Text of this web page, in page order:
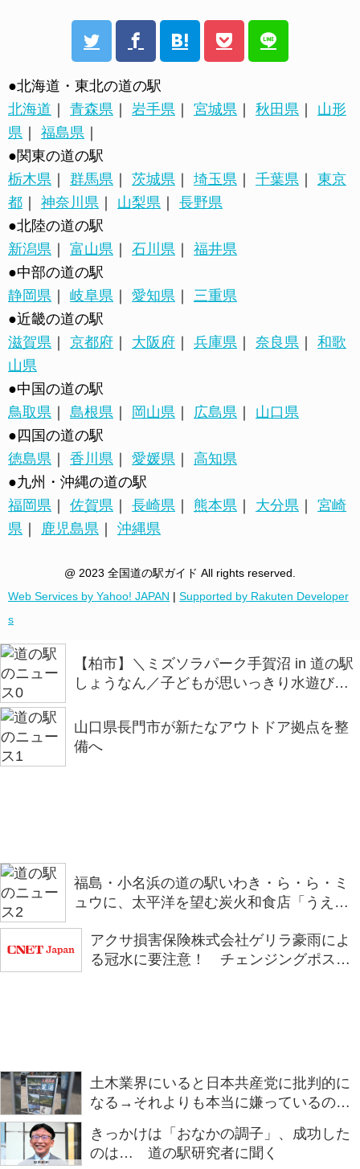
●北海道・東北の道の駅
北海道 ｜ 青森県 ｜ 岩手県 ｜ 宮城県 ｜ 秋田県 ｜ 山形
県 ｜ 福島県 ｜
●関東の道の駅
栃木県 ｜ 群馬県 ｜ 茨城県 ｜ 埼玉県 ｜ 千葉県 ｜ 東京
都 ｜ 神奈川県 ｜ 山梨県 ｜ 長野県
●北陸の道の駅
新潟県 ｜ 富山県 ｜ 石川県 ｜ 福井県
●中部の道の駅
静岡県 ｜ 岐阜県 ｜ 愛知県 ｜ 三重県
●近畿の道の駅
滋賀県 ｜ 京都府 ｜ 大阪府 ｜ 兵庫県 ｜ 奈良県 ｜ 和歌
山県
●中国の道の駅
鳥取県 ｜ 島根県 ｜ 岡山県 ｜ 広島県 ｜ 山口県
●四国の道の駅
徳島県 ｜ 香川県 ｜ 愛媛県 ｜ 高知県
●九州・沖縄の道の駅
福岡県 ｜ 佐賀県 ｜ 長崎県 ｜ 熊本県 ｜ 大分県 ｜ 宮崎
県 ｜ 鹿児島県 ｜ 沖縄県
@ 2023 全国道の駅ガイド All rights reserved.
Web Services by Yahoo! JAPAN | Supported by Rakuten Developer
s
【柏市】＼ミズソラパーク手賀沼 in 道の駅
しょうなん／子どもが思いっきり水遊びを
山口県長門市が新たなアウトドア拠点を整
備へ
福島・小名浜の道の駅いわき・ら・ら・ミ
ュウに、太平洋を望む炭火和食店「うえの
アクサ損害保険株式会社ゲリラ豪雨によ
る冠水に要注意！ チェンジングポスタ
土木業界にいると日本共産党に批判的に
なる→それよりも本当に嫌っているのは
怒りっぷりなの……。」
きっかけは「おなかの調子」、成功した
のは… 道の駅研究者に聞く